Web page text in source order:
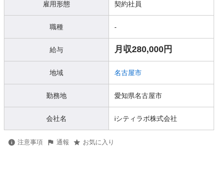
雇用形態 契約社員
職種 -
給与 月収280,000円
地域 名古屋市
勤務地 愛知県名古屋市
会社名 iシティラボ株式会社
注意事項 通報 お気に入り